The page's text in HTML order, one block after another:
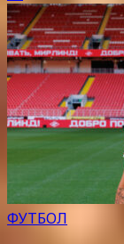
ФУТБОЛ